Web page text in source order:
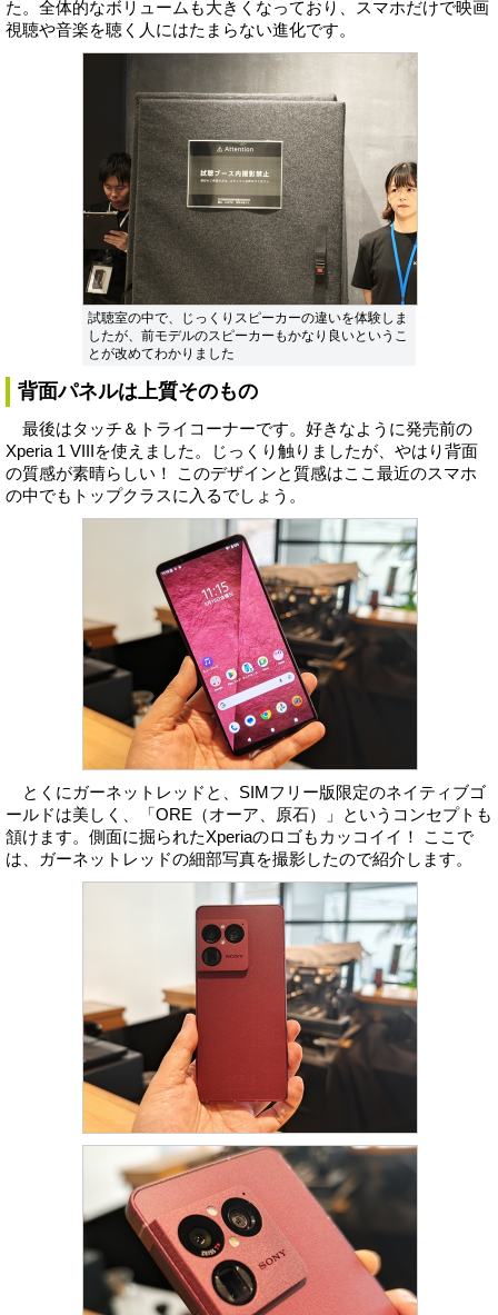
た。全体的なボリュームも大きくなっており、スマホだけで映画
視聴や音楽を聴く人にはたまらない進化です。
試聴室の中で、じっくりスピーカーの違いを体験しま
したが、前モデルのスピーカーもかなり良いというこ
とが改めてわかりました
背面パネルは上質そのもの
最後はタッチ＆トライコーナーです。好きなように発売前の
Xperia 1 VIIIを使えました。じっくり触りましたが、やはり背面
の質感が素晴らしい！ このデザインと質感はここ最近のスマホ
の中でもトップクラスに入るでしょう。
とくにガーネットレッドと、SIMフリー版限定のネイティブゴ
ールドは美しく、「ORE（オーア、原石）」というコンセプトも
頷けます。側面に掘られたXperiaのロゴもカッコイイ！ ここで
は、ガーネットレッドの細部写真を撮影したので紹介します。